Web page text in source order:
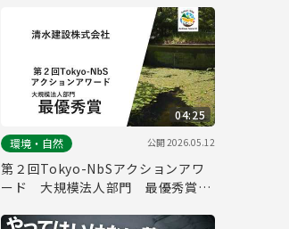
04:25
環境・自然
公開2026.05.12
第２回Tokyo-NbSアクションアワ
ード 大規模法人部門 最優秀賞取